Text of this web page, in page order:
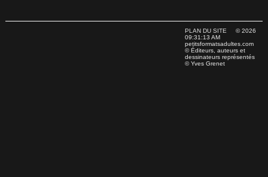
PLAN DU SITE © 2026
09:31:13 AM
petitsformatsadultes.com
© Éditeurs, auteurs et
dessinateurs représentés
© Yves Grenet